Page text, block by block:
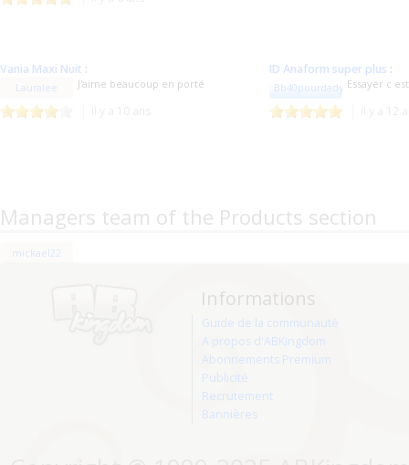
Vania Maxi Nuit :
Lauralee J'aime beaucoup en porté
ID Anaform super plus :
Bb40pourdady Essayer c
Managers team of the Products section
mickael22
Informations
Guide de la communauté
A propos d'ABKingdom
Abonnements Premium
Publicité
Recrutement
Bannières